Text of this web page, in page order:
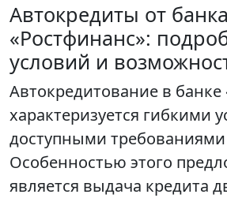
Автокредиты от банка
«Ростфинанс»:
условий и
Автокредитование в банке
характеризуется гибкими
доступными
Особенностью этого
является выдача кредита